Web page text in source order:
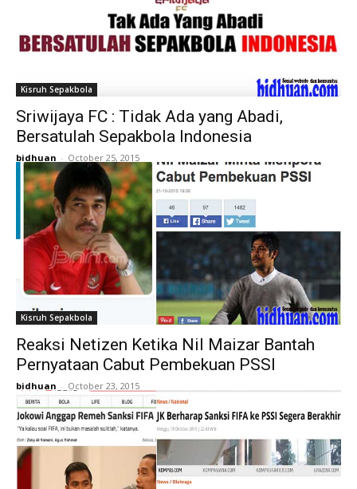
Kisruh Sepakbola
Sriwijaya FC : Tidak Ada yang Abadi,
Bersatulah Sepakbola Indonesia
bidhuan - October 25, 2015
Kisruh Sepakbola
Reaksi Netizen Ketika Nil Maizar Bantah
Pernyataan Cabut Pembekuan PSSI
bidhuan - October 23, 2015